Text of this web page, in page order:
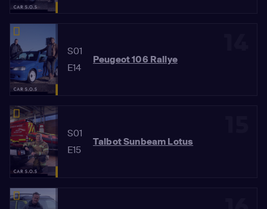
S01
E14
Peugeot 106 Rallye
S01
E15
Talbot Sunbeam Lotus